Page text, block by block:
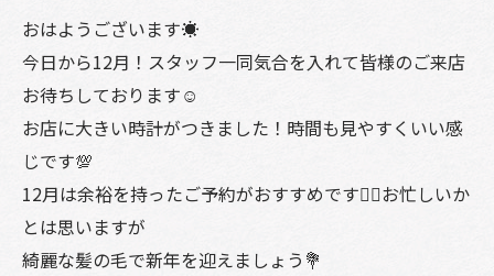
おはようございます☀
今日から12月！スタッフ一同気合を入れて皆様のご来店
お待ちしております☺️
お店に大きい時計がつきました！時間も見やすくいい感
じです💯
12月は余裕を持ったご予約がおすすめです🙂‍↕️お忙しいか
とは思いますが
綺麗な髪の毛で新年を迎えましょう💐